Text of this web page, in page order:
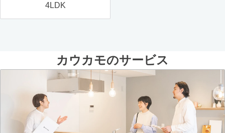
4LDK
カウカモのサービス